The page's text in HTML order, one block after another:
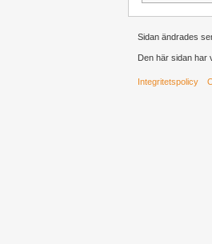
Sidan ändrades
Den här sidan har
Integritetspolicy